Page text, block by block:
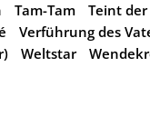
Tam-Tam Teint
Verführung des
Weltstar